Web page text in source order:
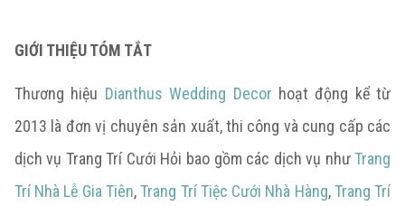
GIỚI THIỆU TÓM TẮT
Thương hiệu Dianthus Wedding Decor hoạt động kể từ
2013 là đơn vị chuyên sản xuất, thi công và cung cấp các
dịch vụ Trang Trí Cưới Hỏi bao gồm các dịch vụ nhưTrang
Trí Nhà Lễ Gia Tiên,Trang Trí Tiệc Cưới Nhà Hàng,Trang Trí